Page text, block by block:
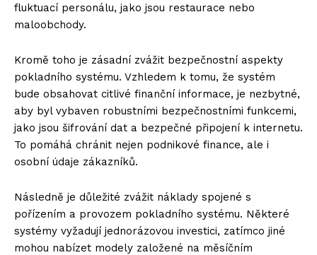
fluktuací personálu, jako jsou restaurace nebo
maloobchody.
Kromě toho je zásadní zvážit bezpečnostní aspekty
pokladního systému. Vzhledem k tomu, že systém
bude obsahovat citlivé finanční informace, je nezbytné,
aby byl vybaven robustními bezpečnostními funkcemi,
jako jsou šifrování dat a bezpečné připojení k internetu.
To pomáhá chránit nejen podnikové finance, ale i
osobní údaje zákazníků.
Následně je důležité zvážit náklady spojené s
pořízením a provozem pokladního systému. Některé
systémy vyžadují jednorázovou investici, zatímco jiné
mohou nabízet modely založené na měsíčním